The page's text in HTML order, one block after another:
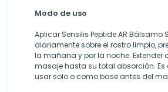
Modo de uso
Aplicar Sensilis Peptide AR Bálsamo
diariamente sobre el rostro limpio,
la mañana y por la noche. Extender
masaje hasta su total absorción.
usar solo o como base antes del